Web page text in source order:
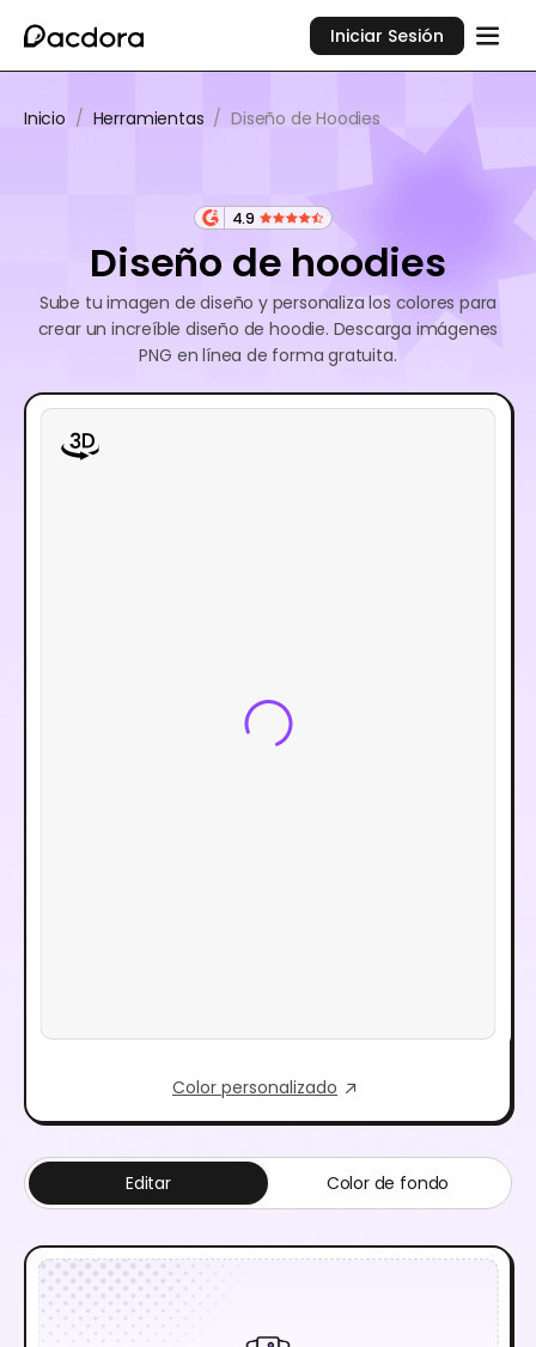
Iniciar Sesión
Inicio / Herramientas / Diseño de Hoodies
4.9
Diseño de hoodies
Sube tu imagen de diseño y personaliza los colores para
crear un increíble diseño de hoodie. Descarga imágenes
PNG en línea de forma gratuita.
Color personalizado
Editar Color de fondo